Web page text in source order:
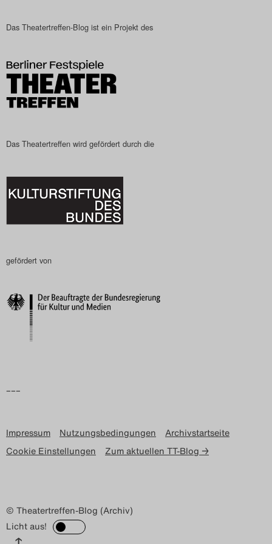
Das Theatertreffen-Blog
2023
Das Theatertreffen-Blog
2024
2025
Das Theatertreffen-Blog
Archiv
Impressum
Nutzungsbedingungen
Search
Das Theatertreffen-Blog ist ein Projekt des
Das Theatertreffen wird gefördert durch die
gefördert von
–––
Impressum Nutzungsbedingungen
Archivstartseite
Cookie Einstellungen
Zum aktuellen TT-Blog →
© Theatertreffen-Blog (Archiv)
Licht aus!
↑